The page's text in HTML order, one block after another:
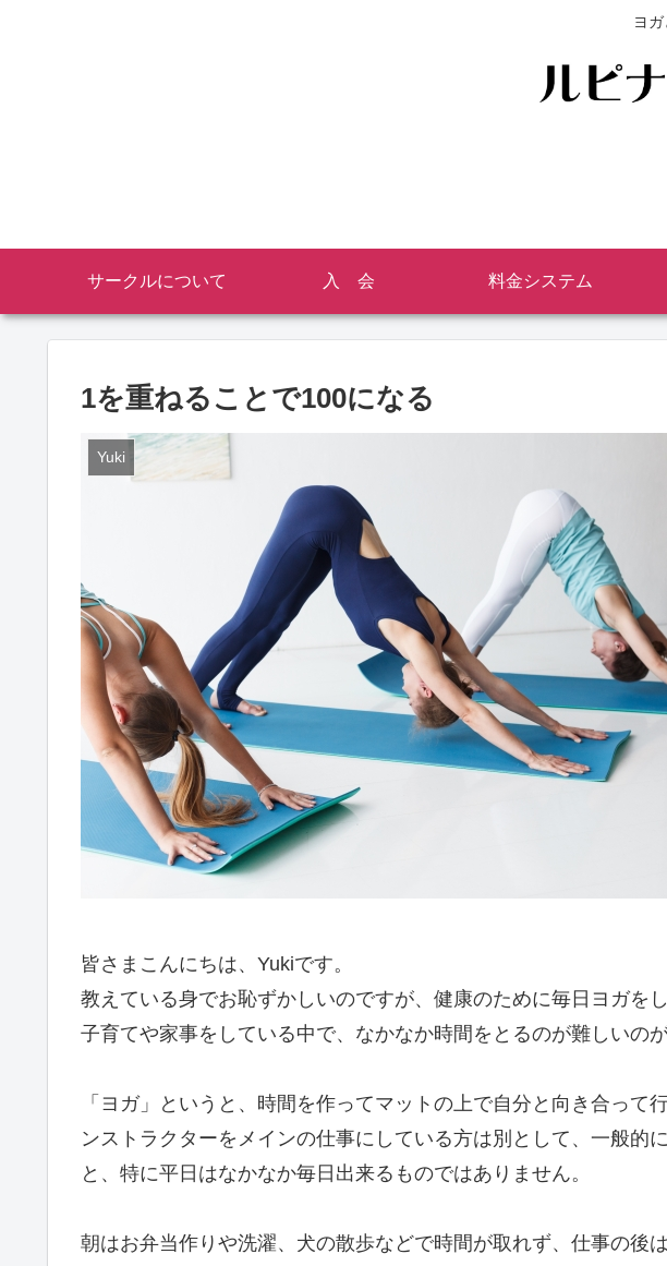
ヨ
サークルについて 入 会 料金システム
1を重ねることで100になる
Yuki
皆さまこんにちは、Yukiです。
教えている身でお恥ずかしいのですが、健康のために毎日ヨガを
子育てや家事をしている中で、なかなか時間をとるのが難しいのが
「ヨガ」というと、時間を作ってマットの上で自分と向き合って
ンストラクターをメインの仕事にしている方は別として、一般的
と、特に平日はなかなか毎日出来るものではありません。
朝はお弁当作りや洗濯、犬の散歩などで時間が取れず、仕事の後